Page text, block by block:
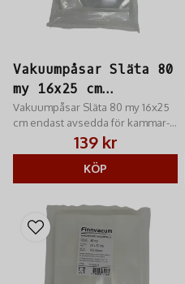
Vakuumpåsar Släta 80
my 16x25 cm
100st/frp
Vakuumpåsar Släta 80 my 16x25
cm endast avsedda för kammar-
vakuumförpackare
139 kr
KÖP